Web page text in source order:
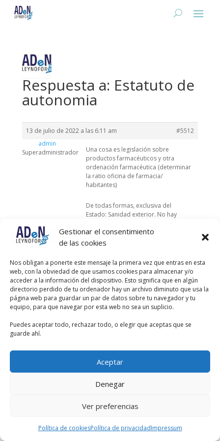
Gestionar el consentimiento
de las cookies
Nos obligan a ponerte este mensaje la primera vez que entras en esta
web, con la obviedad de que usamos cookies para almacenar y/o
acceder a la información del dispositivo. Esto significa que en algún
directorio perdido de tu ordenador hay un archivo diminuto que usa la
página web para guardar un par de datos sobre tu navegador y tu
equipo, para que navegar por esta web no sea un suplicio.
Puedes aceptar todo, rechazar todo, o elegir que aceptas que se
guarde ahí.
Aceptar
Denegar
Ver preferencias
Política de cookiesPolítica de privacidadImpressum
Respuesta a: Estatuto de
autonomia
13 de julio de 2022 a las 6:11 am
#5512
admin
Superadministrador
Una cosa es legislación sobre
productos farmacéuticos y otra
ordenación farmacéutica (determinar
la ratio oficina de farmacia/
habitantes)
De todas formas, exclusiva del
Estado: Sanidad exterior. No hay
Autónoma.
constitución establece como
competencia esclusiva del estado la
Sanidad exterior. Bases y
coordinación general de la sanidad.
Legislación sobre productos
farmacéuticos, si la pregunta de
respuesta correcta sería la B. Y si
correcta sería NINGUNA DE LAS
ANTERIORES.